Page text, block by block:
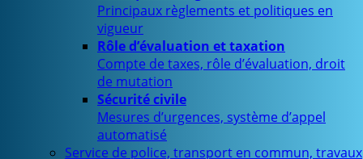
Principaux règlements et politiques en
vigueur
Rôle d’évaluation et taxation
Compte de taxes, rôle d’évaluation, droit
de mutation
Sécurité civile
Mesures d’urgences, système d’appel
automatisé
Service de police, transport en commun, travaux